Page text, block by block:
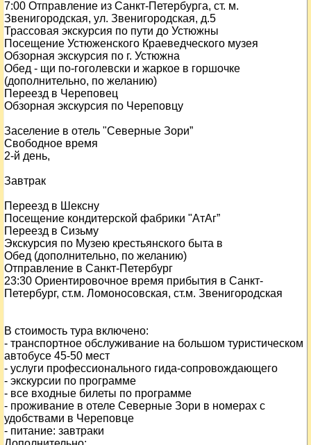
7:00 Отправление из Санкт-Петербурга, ст. м.
Звенигородская, ул. Звенигородская, д.5
Трассовая экскурсия по пути до Устюжны
Посещение Устюженского Краеведческого музея
Обзорная экскурсия по г. Устюжна
Обед - щи по-гоголевски и жаркое в горшочке
(дополнительно, по желанию)
Переезд в Череповец
Обзорная экскурсия по Череповцу
Заселение в отель "Северные Зори”
Свободное время
2-й день,
Завтрак
Переезд в Шексну
Посещение кондитерской фабрики "АтАг”
Переезд в Сизьму
Экскурсия по Музею крестьянского быта в
Обед (дополнительно, по желанию)
Отправление в Санкт-Петербург
23:30 Ориентировочное время прибытия в Санкт-
Петербург, ст.м. Ломоносовская, ст.м. Звенигородская
В стоимость тура включено:
- транспортное обслуживание на большом туристическом
автобусе 45-50 мест
- услуги профессионального гида-сопровождающего
- экскурсии по программе
- все входные билеты по программе
- проживание в отеле Северные Зори в номерах с
удобствами в Череповце
- питание: завтраки